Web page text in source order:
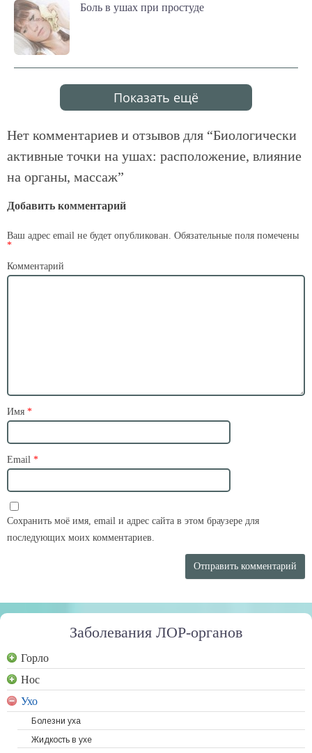
Боль в ушах при простуде
Показать ещё
Нет комментариев и отзывов для “Биологически
активные точки на ушах: расположение, влияние
на органы, массаж”
Добавить комментарий
Ваш адрес email не будет опубликован. Обязательные поля помечены
*
Комментарий
Имя *
Email *
Сохранить моё имя, email и адрес сайта в этом браузере для
последующих моих комментариев.
Заболевания ЛОР-органов
Горло
Нос
Ухо
Болезни уха
Жидкость в ухе